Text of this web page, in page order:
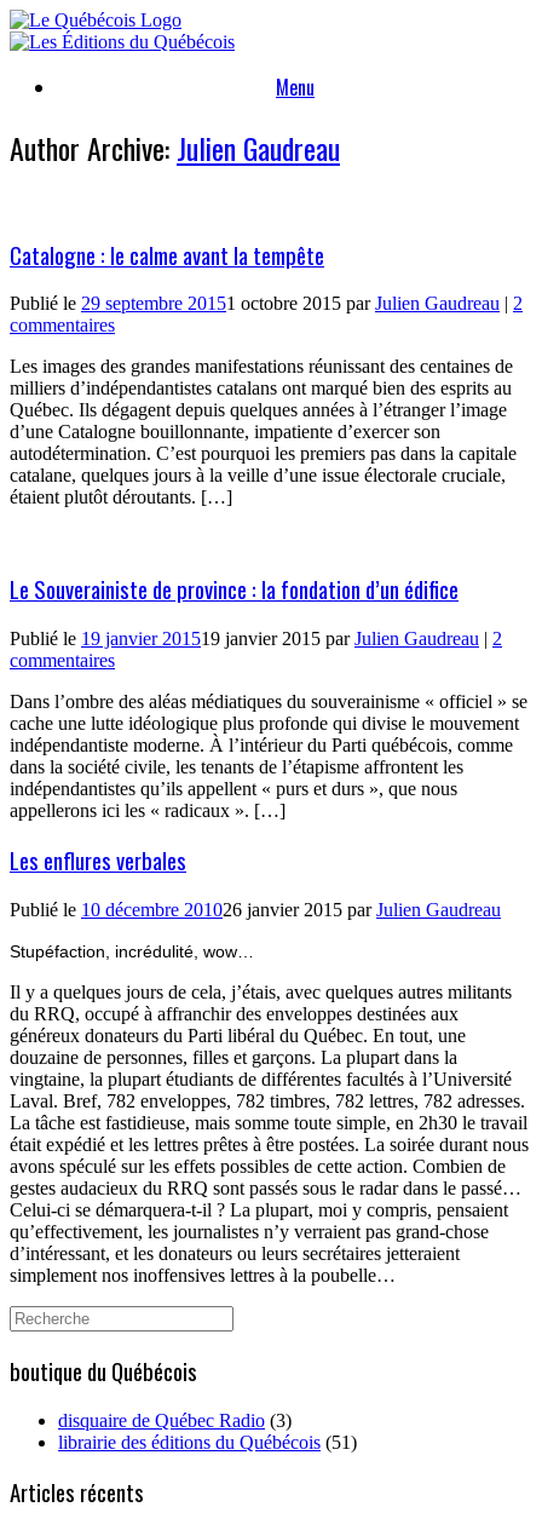
Skip
to
Menu
Author Archive:Julien Gaudreau
Catalogne : le calme avant la tempête
Publié le 29 septembre 20151 octobre 2015 parJulien Gaudreau | 2
commentaires
Les images des grandes manifestations réunissant des centaines de
milliers d’indépendantistes catalans ont marqué bien des esprits au
Québec. Ils dégagent depuis quelques années à l’étranger l’image
d’une Catalogne bouillonnante, impatiente d’exercer son
autodétermination. C’est pourquoi les premiers pas dans la capitale
catalane, quelques jours à la veille d’une issue électorale cruciale,
étaient plutôt déroutants. […]
Le Souverainiste de province : la fondation d’un édifice
Publié le 19 janvier 201519 janvier 2015 parJulien Gaudreau | 2
commentaires
Dans l’ombre des aléas médiatiques du souverainisme « officiel » se
cache une lutte idéologique plus profonde qui divise le mouvement
indépendantiste moderne. À l’intérieur du Parti québécois, comme
dans la société civile, les tenants de l’étapisme affrontent les
indépendantistes qu’ils appellent « purs et durs », que nous
appellerons ici les « radicaux ». […]
Les enflures verbales
Publié le 10 décembre 201026 janvier 2015 parJulien Gaudreau
Stupéfaction, incrédulité, wow…
Il y a quelques jours de cela, j’étais, avec quelques autres militants
du RRQ, occupé à affranchir des enveloppes destinées aux
généreux donateurs du Parti libéral du Québec. En tout, une
douzaine de personnes, filles et garçons. La plupart dans la
vingtaine, la plupart étudiants de différentes facultés à l’Université
Laval. Bref, 782 enveloppes, 782 timbres, 782 lettres, 782 adresses.
La tâche est fastidieuse, mais somme toute simple, en 2h30 le travail
était expédié et les lettres prêtes à être postées. La soirée durant nous
avons spéculé sur les effets possibles de cette action. Combien de
gestes audacieux du RRQ sont passés sous le radar dans le passé…
Celui-ci se démarquera-t-il ? La plupart, moi y compris, pensaient
qu’effectivement, les journalistes n’y verraient pas grand-chose
d’intéressant, et les donateurs ou leurs secrétaires jetteraient
simplement nos inoffensives lettres à la poubelle…
Search
for:
boutique du Québécois
disquaire de Québec Radio (3)
librairie des éditions du Québécois (51)
Articles récents